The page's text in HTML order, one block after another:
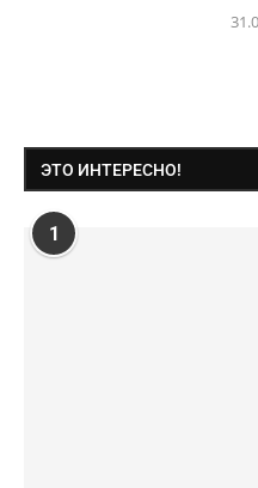
ЭТО ИНТЕРЕСНО!
1